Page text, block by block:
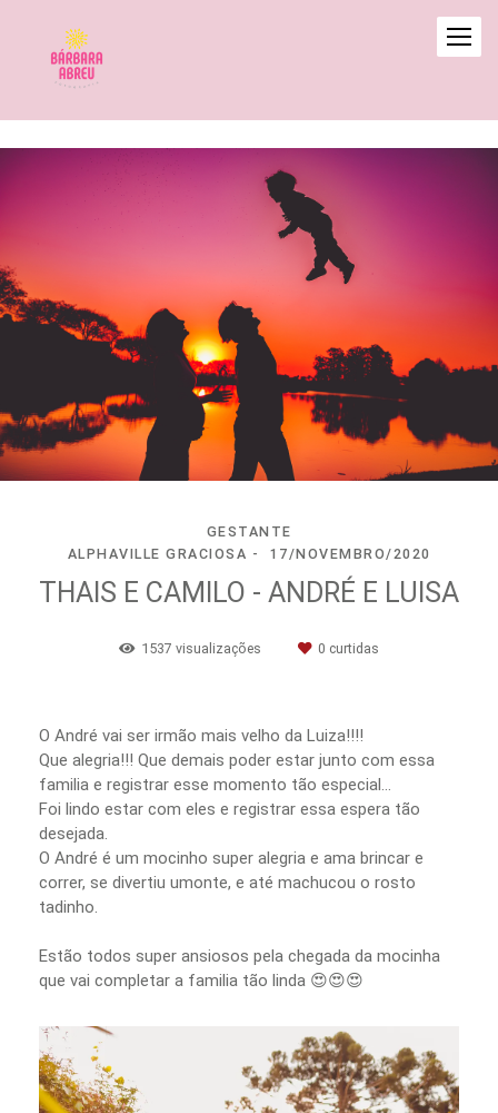
GESTANTE
ALPHAVILLE GRACIOSA
17/NOVEMBRO/2020
THAIS E CAMILO - ANDRÉ E LUISA
1537 visualizações 0 curtidas
O André vai ser irmão mais velho da Luiza!!!!
Que alegria!!! Que demais poder estar junto com essa
familia e registrar esse momento tão especial…
Foi lindo estar com eles e registrar essa espera tão
desejada.
O André é um mocinho super alegria e ama brincar e
correr, se divertiu umonte, e até machucou o rosto
tadinho.
Estão todos super ansiosos pela chegada da mocinha
que vai completar a familia tão linda 😍😍😍